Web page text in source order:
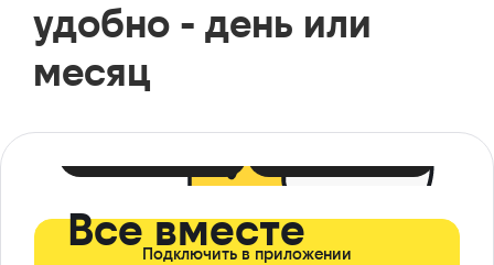
удобно - день или
месяц
Все вместе
Подключить в приложении